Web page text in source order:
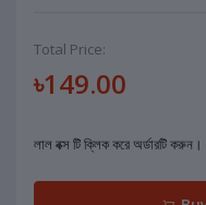
Total Price:
৳149.00
লাল বক্স টি ক্লিক করে